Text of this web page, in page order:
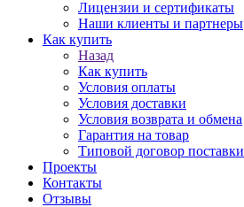
Лицензии и сертификаты
Наши клиенты и партнеры
Как купить
Назад
Как купить
Условия оплаты
Условия доставки
Условия возврата и обмена
Гарантия на товар
Типовой договор поставки
Проекты
Контакты
Отзывы